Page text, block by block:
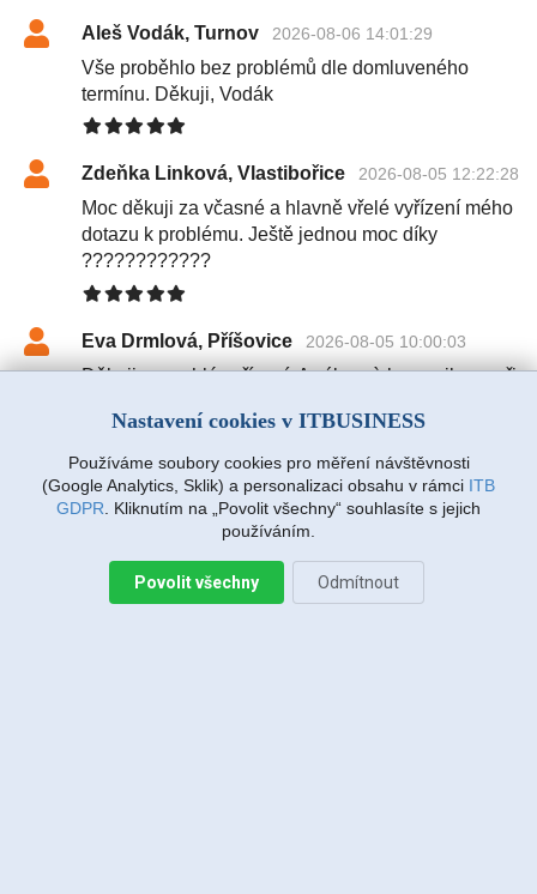
Aleš Vodák, Turnov 2026-08-06 14:01:29
Vše proběhlo bez problémů dle domluveného
termínu. Děkuji, Vodák
Zdeňka Linková, Vlastibořice 2026-08-05 12:22:28
Moc děkuji za včasné a hlavně vřelé vyřízení mého
dotazu k problému. Ještě jednou moc díky
????????????
Eva Drmlová, Příšovice 2026-08-05 10:00:03
Děkuji za rychlé vyřízení. A výbornà komunikace při
Martin Vanda, Bakov nad Jizerou
2026-08-04 20:33:07
Jiří Sadílek, Liberec 2026-08-03 20:08:43
Nastavení cookies v ITBUSINESS
Používáme soubory cookies pro měření návštěvnosti
(Google Analytics, Sklik) a personalizaci obsahu v rámci ITB
GDPR . Kliknutím na „Povolit všechny“ souhlasíte s jejich
používáním.
Povolit všechny Odmítnout